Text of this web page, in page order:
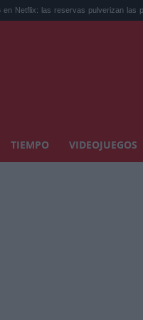
pulverizan las prev...
TIEMPO VIDEOJUEGOS